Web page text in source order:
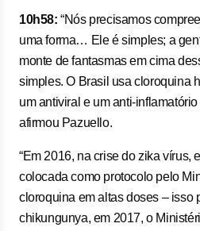
10h58: “Nós precisamos
uma forma… Ele é simples; a
monte de fantasmas em cima
simples. O Brasil usa cloroquina
um antiviral e um anti-
afirmou Pazuello.
“Em 2016, na crise do zika vírus,
colocada como protocolo pelo
cloroquina em altas doses – isso
chikungunya, em 2017, o